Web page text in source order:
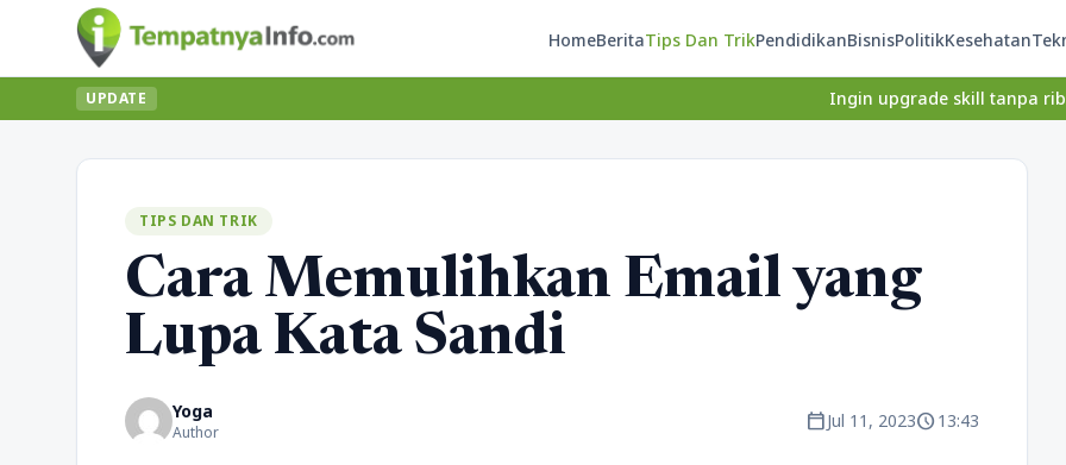
HomeBeritaTips Dan TrikPendidikanBisnisPolitikKesehatan
UPDATE Ingin upgrade skill tanpa ribet?
TIPS DAN TRIK
Cara Memulihkan Email yang
Lupa Kata Sandi
Yoga
Author calendar_todayJul 11, 2023schedule13:43